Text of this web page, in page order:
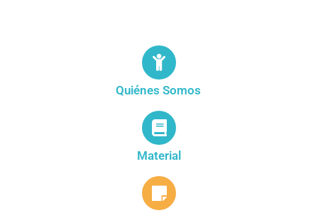
Quiénes Somos
Material